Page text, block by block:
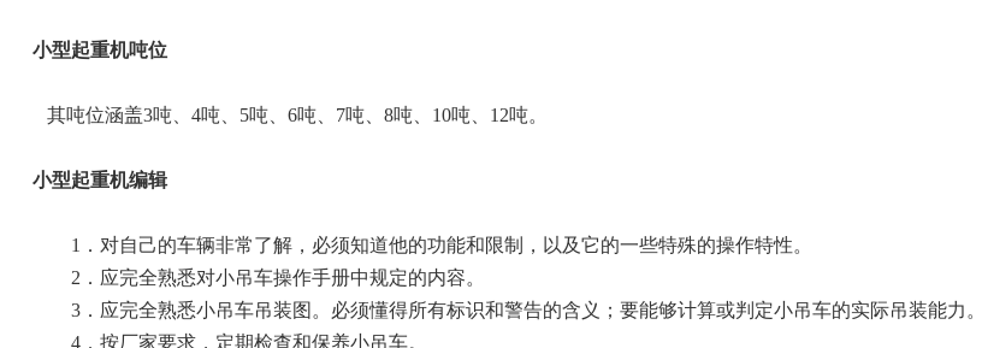
小型起重机吨位
其吨位涵盖3吨、4吨、5吨、6吨、7吨、8吨、10吨、12吨。
小型起重机编辑
1．对自己的车辆非常了解，必须知道他的功能和限制，以及它的一些特殊的操作特性。
2．应完全熟悉对小吊车操作手册中规定的内容。
3．应完全熟悉小吊车吊装图。必须懂得所有标识和警告的含义；要能够计算或判定小吊车的实际吊装能力。
4．按厂家要求，定期检查和保养小吊车。